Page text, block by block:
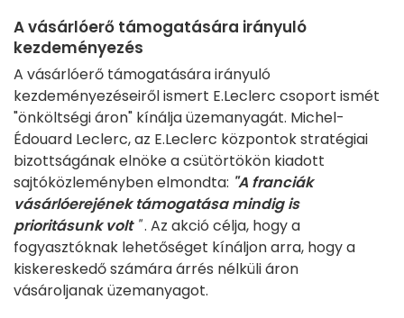
A vásárlóerő támogatására irányuló
kezdeményezés
A vásárlóerő támogatására irányuló
kezdeményezéseiről ismert E.Leclerc csoport ismét
"önköltségi áron" kínálja üzemanyagát. Michel-
Édouard Leclerc, az E.Leclerc központok stratégiai
bizottságának elnöke a csütörtökön kiadott
sajtóközleményben elmondta: "A franciák
vásárlóerejének támogatása mindig is
prioritásunk volt". Az akció célja, hogy a
fogyasztóknak lehetőséget kínáljon arra, hogy a
kiskereskedő számára árrés nélküli áron
vásároljanak üzemanyagot.